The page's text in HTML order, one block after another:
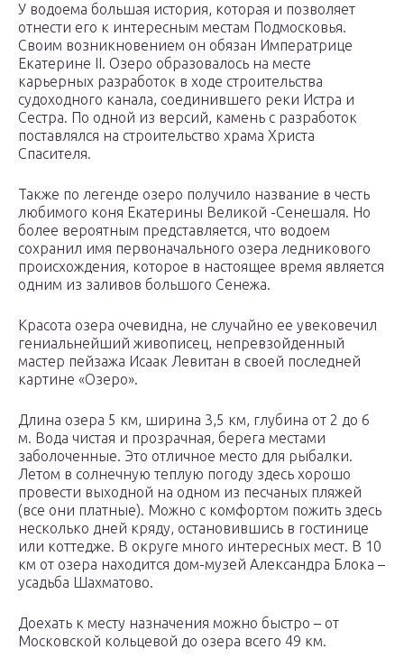
У водоема большая история, которая и позволяет
отнести его к интересным местам Подмосковья.
Своим возникновением он обязан Императрице
Екатерине II. Озеро образовалось на месте
карьерных разработок в ходе строительства
судоходного канала, соединившего реки Истра и
Сестра. По одной из версий, камень с разработок
поставлялся на строительство храма Христа
Спасителя.
Также по легенде озеро получило название в честь
любимого коня Екатерины Великой -Сенешаля. Но
более вероятным представляется, что водоем
сохранил имя первоначального озера ледникового
происхождения, которое в настоящее время является
одним из заливов большого Сенежа.
Красота озера очевидна, не случайно ее увековечил
гениальнейший живописец, непревзойденный
мастер пейзажа Исаак Левитан в своей последней
картине «Озеро».
Длина озера 5 км, ширина 3,5 км, глубина от 2 до 6
м. Вода чистая и прозрачная, берега местами
заболоченные. Это отличное место для рыбалки.
Летом в солнечную теплую погоду здесь хорошо
провести выходной на одном из песчаных пляжей
(все они платные). Можно с комфортом пожить здесь
несколько дней кряду, остановившись в гостинице
или коттедже. В округе много интересных мест. В 10
км от озера находится дом-музей Александра Блока –
усадьба Шахматово.
Доехать к месту назначения можно быстро – от
Московской кольцевой до озера всего 49 км.